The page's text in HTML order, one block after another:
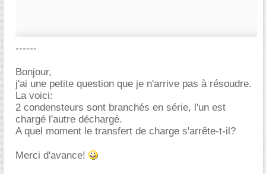
------
Bonjour,
j'ai une petite question que je n'arrive pas à résoudre.
La voici:
2 condensteurs sont branchés en série, l'un est
chargé l'autre déchargé.
A quel moment le transfert de charge s'arrête-t-il?
Merci d'avance!